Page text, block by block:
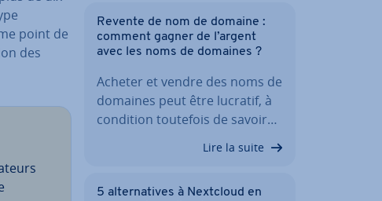
point de
des
Revente de nom de domaine :
comment gagner de l’argent
avec les noms de domaines ?
Acheter et vendre des noms de
domaines peut être lucratif, à
condition toutefois de savoir…
Lire la suite
5 al­ter­na­tives à Nextcloud en